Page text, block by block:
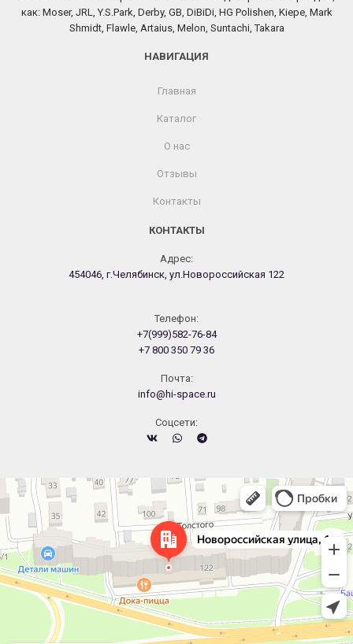
как: Moser, JRL, Y.S.Park, Derby, GB, DiBiDi, HG Polishen, Kiepe, Mark
Shmidt, Flawle, Artaius, Melon, Suntachi, Takara
НАВИГАЦИЯ
Главная
Каталог
О нас
Отзывы
Контакты
КОНТАКТЫ
Адрес:
454046, г.Челябинск, ул.Новороссийская 122
Телефон:
+7(999)582-76-84
+7 800 350 79 36
Почта:
info@hi-space.ru
Cоцсети:
Челябинск
Новороссийская улица, 122 — Яндекс.Карты